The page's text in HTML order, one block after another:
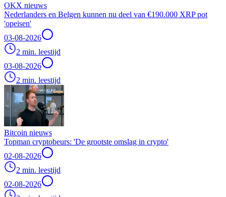
OKX nieuws
Nederlanders en Belgen kunnen nu deel van €190.000 XRP pot
'opeisen'
03-08-2026
2 min. leestijd
03-08-2026
2 min. leestijd
Bitcoin nieuws
Topman cryptobeurs: 'De grootste omslag in crypto'
02-08-2026
2 min. leestijd
02-08-2026